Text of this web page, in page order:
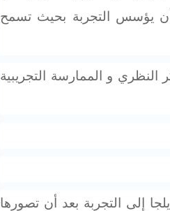
أن يؤسس التجربة بحيث تسمح
النظري و الممارسة التجريبية
إلى التجربة بعد أن تصورها